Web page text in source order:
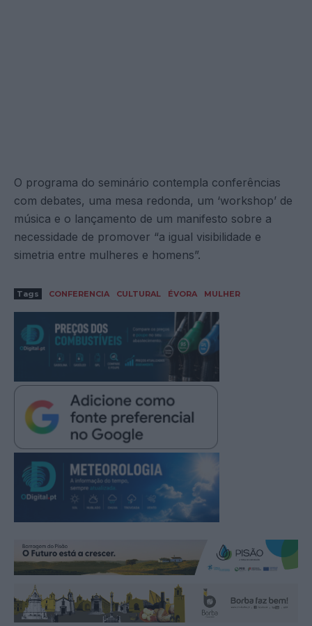
O programa do seminário contempla conferências
com debates, uma mesa redonda, um ‘workshop’ de
música e o lançamento de um manifesto sobre a
necessidade de promover “a igual visibilidade e
simetria entre mulheres e homens”.
Tags CONFERENCIA CULTURAL ÉVORA MULHER